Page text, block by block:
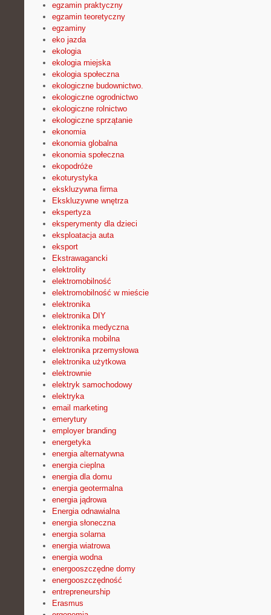
egzamin praktyczny
egzamin teoretyczny
egzaminy
eko jazda
ekologia
ekologia miejska
ekologia społeczna
ekologiczne budownictwo.
ekologiczne ogrodnictwo
ekologiczne rolnictwo
ekologiczne sprzątanie
ekonomia
ekonomia globalna
ekonomia społeczna
ekopodróże
ekoturystyka
ekskluzywna firma
Ekskluzywne wnętrza
ekspertyza
eksperymenty dla dzieci
eksploatacja auta
eksport
Ekstrawagancki
elektrolity
elektromobilność
elektromobilność w mieście
elektronika
elektronika DIY
elektronika medyczna
elektronika mobilna
elektronika przemysłowa
elektronika użytkowa
elektrownie
elektryk samochodowy
elektryka
email marketing
emerytury
employer branding
energetyka
energia alternatywna
energia cieplna
energia dla domu
energia geotermalna
energia jądrowa
Energia odnawialna
energia słoneczna
energia solarna
energia wiatrowa
energia wodna
energooszczędne domy
energooszczędność
entrepreneurship
Erasmus